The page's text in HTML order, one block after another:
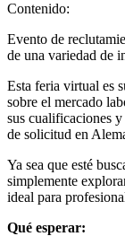
Contenido:
Evento de
de una variedad de
Esta feria virtual es
sobre el mercado
sus cualificaciones
de solicitud en
Ya sea que esté
simplemente
ideal para
Qué esperar: